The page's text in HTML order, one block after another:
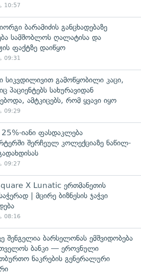
10:57
ბარამიძის განცხადებაზე
სამშობლოს ღალატისა და
ფაქტზე დაიწყო
09:31
სიკვდილივით გამოწყობილი კაცი,
პაციენტებს სახურავიდან
ამტკიცებს, რომ ყვავი იყო
09:29
იანი ფასდაკლება
შერჩეულ კოლექციაზე ნაწილ-
09:27
X Lunatic ერთმანეთის
| მცირე ბიზნესის ჯაჭვი
08:16
შენგელია ბარსელონას ემშვიდობება
ბანკი — ეროვნული
ნაკრების გენერალური